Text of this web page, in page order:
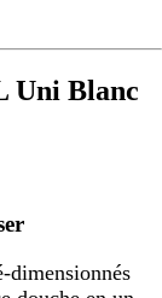
Uni Blanc
dimensionnés